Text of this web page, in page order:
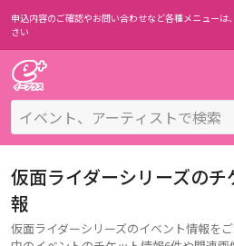
申込内容のご確認やお問い合わせなど各種メニューは、
さい
仮面ライダーシリーズの
報
仮面ライダーシリーズのイベント情報を